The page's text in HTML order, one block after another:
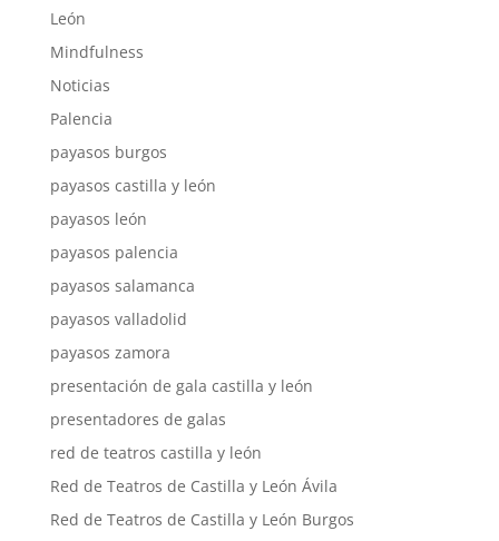
León
Mindfulness
Noticias
Palencia
payasos burgos
payasos castilla y león
payasos león
payasos palencia
payasos salamanca
payasos valladolid
payasos zamora
presentación de gala castilla y león
presentadores de galas
red de teatros castilla y león
Red de Teatros de Castilla y León Ávila
Red de Teatros de Castilla y León Burgos